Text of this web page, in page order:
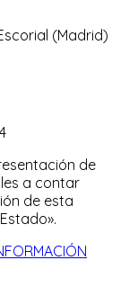
(Madrid)
de
a contar
de esta